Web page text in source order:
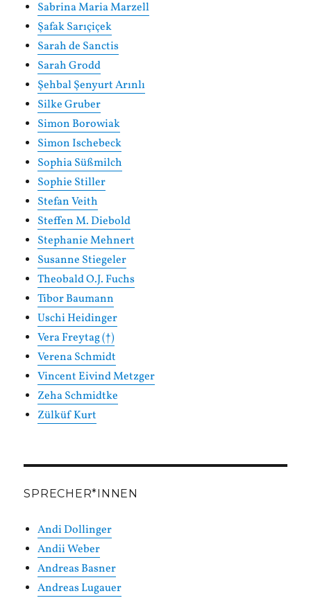
Sabrina Maria Marzell
Şafak Sarıçiçek
Sarah de Sanctis
Sarah Grodd
Şehbal Şenyurt Arınlı
Silke Gruber
Simon Borowiak
Simon Ischebeck
Sophia Süßmilch
Sophie Stiller
Stefan Veith
Steffen M. Diebold
Stephanie Mehnert
Susanne Stiegeler
Theobald O.J. Fuchs
Tibor Baumann
Uschi Heidinger
Vera Freytag (†)
Verena Schmidt
Vincent Eivind Metzger
Zeha Schmidtke
Zülküf Kurt
SPRECHER*INNEN
Andi Dollinger
Andii Weber
Andreas Basner
Andreas Lugauer